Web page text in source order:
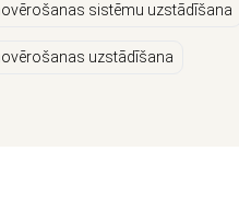
sistēmu uzstādīšana
uzstādīšana